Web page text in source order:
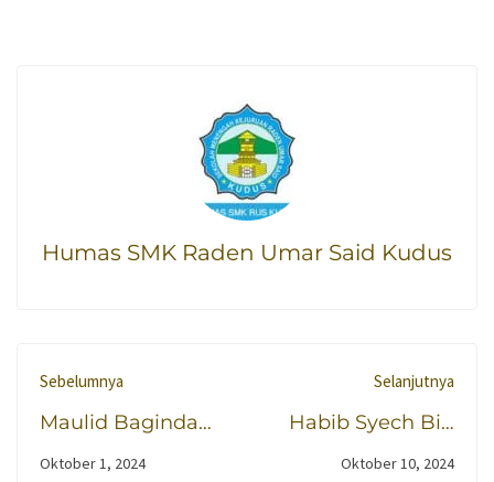
Humas SMK Raden Umar Said Kudus
Sebelumnya
Maulid Baginda
Nabi yang Penuh
Oktober 1, 2024
Selanjutnya
Habib Syech Bin
Abdul Qodir
Oktober 10, 2024